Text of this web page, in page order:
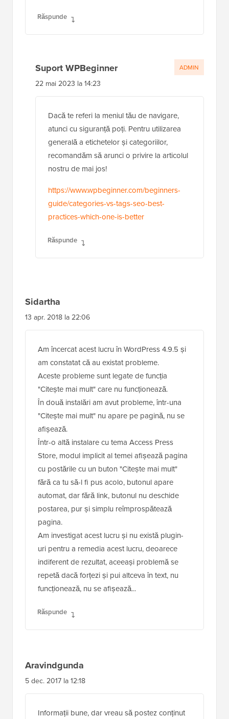
Răspunde
Suport WPBeginner
22 mai 2023 la 14:23
Dacă te referi la meniul tău de navigare,
atunci cu siguranță poți. Pentru utilizarea
generală a etichetelor și categoriilor,
recomandăm să arunci o privire la articolul
nostru de mai jos!
https://www.wpbeginner.com/beginners-
guide/categories-vs-tags-seo-best-
practices-which-one-is-better
Răspunde
ADMIN
Sidartha
13 apr. 2018 la 22:06
Am încercat acest lucru în WordPress 4.9.5 și
am constatat că au existat probleme.
Aceste probleme sunt legate de funcția
"Citește mai mult" care nu funcționează.
În două instalări am avut probleme, într-una
"Citește mai mult" nu apare pe pagină, nu se
afișează.
Într-o altă instalare cu tema Access Press
Store, modul implicit al temei afișează pagina
cu postările cu un buton "Citește mai mult"
fără ca tu să-l fi pus acolo, butonul apare
automat, dar fără link, butonul nu deschide
postarea, pur și simplu reîmprospătează
pagina.
Am investigat acest lucru și nu există plugin-
uri pentru a remedia acest lucru, deoarece
indiferent de rezultat, aceeași problemă se
repetă dacă forțezi și pui altceva în text, nu
funcționează, nu se afișează...
Răspunde
Aravindgunda
5 dec. 2017 la 12:18
Informații bune, dar vreau să postez conținut